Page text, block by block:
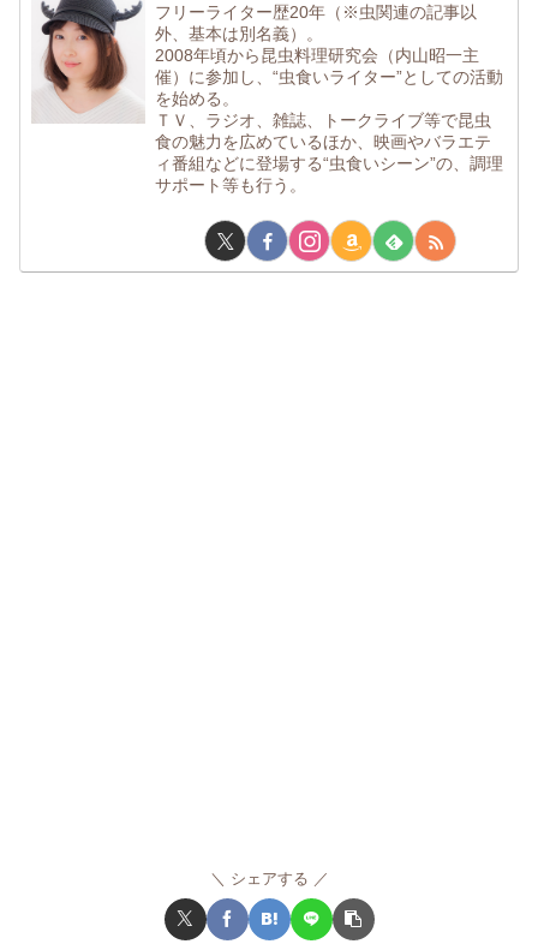
フリーライター歴20年（※虫関連の記事以
外、基本は別名義）。
2008年頃から昆虫料理研究会（内山昭一主
催）に参加し、“虫食いライター”としての活動
を始める。
ＴＶ、ラジオ、雑誌、トークライブ等で昆虫
食の魅力を広めているほか、映画やバラエテ
ィ番組などに登場する“虫食いシーン”の、調理
サポート等も行う。
シェアする